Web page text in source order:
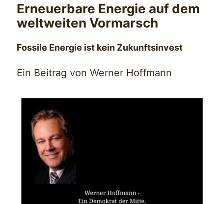
Erneuerbare Energie auf dem
weltweiten Vormarsch
Fossile Energie ist kein Zukunftsinvest
Ein Beitrag von Werner Hoffmann